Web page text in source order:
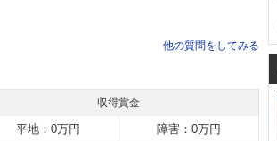
他の質問をしてみる
収得賞金
平地：0万円 障害：0万円